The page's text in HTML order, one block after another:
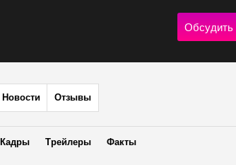
Обсудить
Новости Отзывы
Кадры Трейлеры Факты